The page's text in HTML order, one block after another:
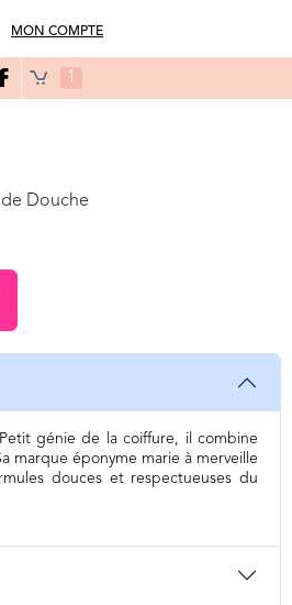
MON COMPTE
1
Douche
génie de la coiffure, il combine
marque éponyme marie à merveille
douces et respectueuses du